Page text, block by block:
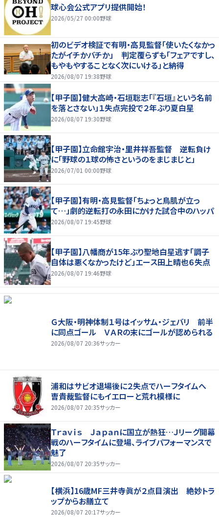
球心会公式アプリ提供開始！
2026/05/27 00:00野球
初のビデオ検証で有明・高見監督「使いたくなかっ
たがイチかバチか」 判定覆らずも「フェアですし、
もやもやすることなく次にいける」と納得
2026/08/07 19:38野球
【甲子園】健大高崎・石垣聡志「『石垣』という名前
を落とさない」１失点完投で２年ぶり夏白星
2026/08/07 19:30野球
【甲子園】立命館宇治・里井祥吾監督 逆転負け
に「野球の１球の怖さというのをまじまじと」
2026/07/01 00:00野球
【甲子園】有明・高見監督「ちょっと鳥肌が立っ
て…」劇的逆転打の永田にかけた試合中のハッパ
2026/08/07 19:45野球
【甲子園】八幡商が15年ぶり聖地白星逃す「調子
自体は悪くなかったけど」エース田上晴也６失点
2026/08/07 19:46野球
Ｇ大阪・明神体制１号はイッサム・ジェバリ 前半
に同点ゴール ＶＡＲの末にゴールが認められる
2026/08/07 20:36サッカー
浦和はサビオ退場後に２失点でハーフタイムへ
曺貴裁監督にもイエローと荒れ模様に
2026/08/07 20:35サッカー
Ｔｒａｖｉｓ Ｊａｐａｎに国立が熱狂…Ｊリーグ開幕
戦のハーフタイムに登場、ライブパフォーマンスで
魅了
2026/08/07 20:35サッカー
【横浜】16歳MF三井寺眞が２点目演出 絶妙トラ
ップからお膳立て
2026/08/07 20:17サッカー